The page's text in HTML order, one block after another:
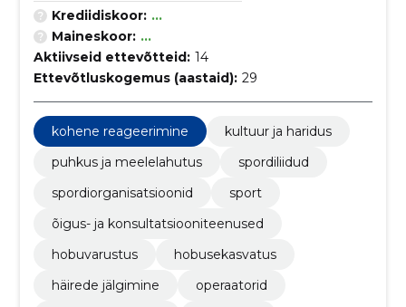
Krediidiskoor: ...
Maineskoor: ...
Aktiivseid ettevõtteid: 14
Ettevõtluskogemus (aastaid): 29
kohene reageerimine
kultuur ja haridus
puhkus ja meelelahutus
spordiliidud
spordiorganisatsioonid
sport
õigus- ja konsultatsiooniteenused
hobuvarustus
hobusekasvatus
häirede jälgimine
operaatorid